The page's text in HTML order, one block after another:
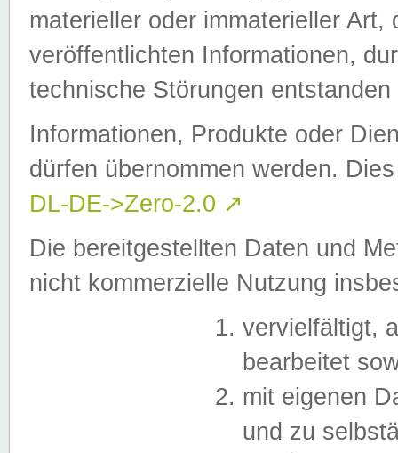
materieller oder immaterieller
veröffentlichten Informationen,
technische Störungen
Informationen, Produkte oder
dürfen übernommen werden.
DL-DE->Zero-2.0 ↗
Die bereitgestellten Daten und
nicht kommerzielle Nutzung
vervielfältigt,
bearbeitet
mit eigenen
und zu